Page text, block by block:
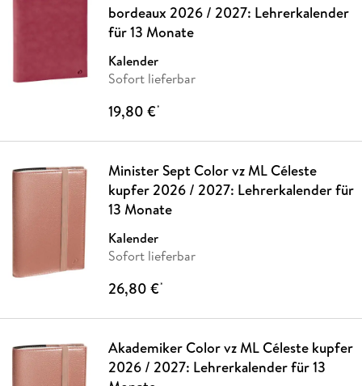
bordeaux 2026 / 2027: Lehrerkalender
für 13 Monate
Kalender
Sofort lieferbar
19,80 €*
Minister Sept Color vz ML Céleste
kupfer 2026 / 2027: Lehrerkalender für
13 Monate
Kalender
Sofort lieferbar
26,80 €*
Akademiker Color vz ML Céleste kupfer
2026 / 2027: Lehrerkalender für 13